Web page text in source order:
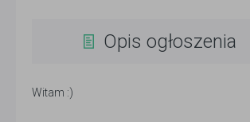
Opis ogłoszenia
Witam :)